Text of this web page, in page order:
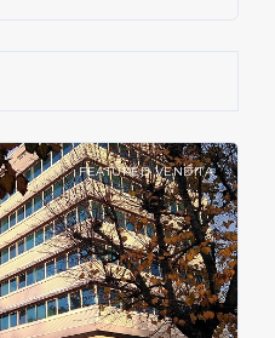
FEATURED VENDITA